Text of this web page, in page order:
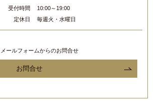
受付時間
10:00～19:00
定休日
毎週火・水曜日
メールフォームからのお問合せ
お問合せ